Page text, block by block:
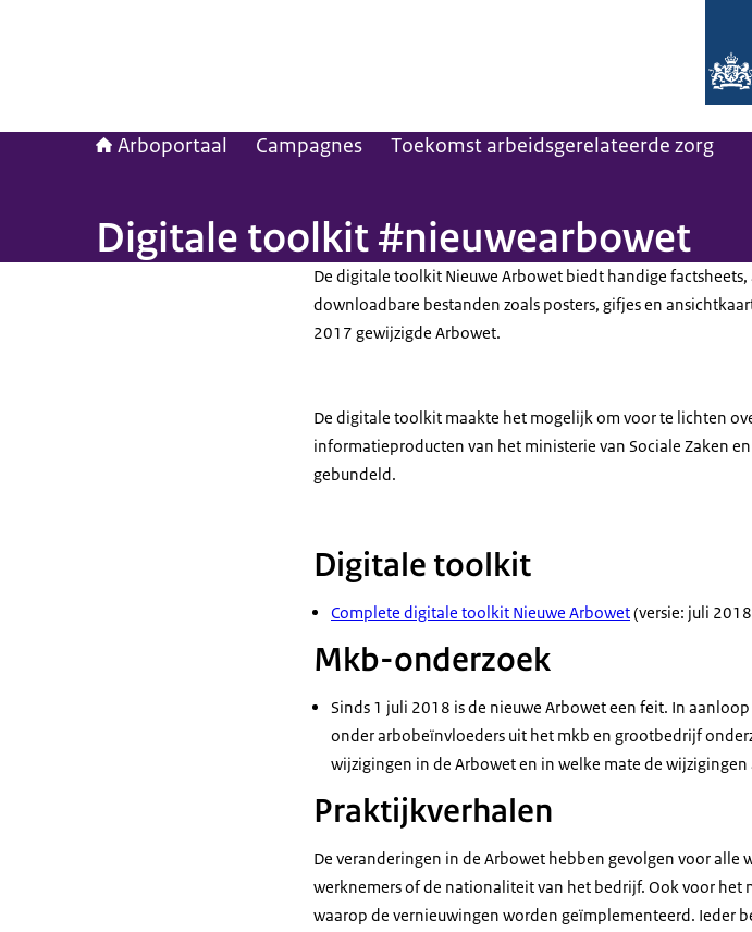
Arboportaal Campagnes Toekomst arbeidsgerelateerde zorg
Digitale toolkit #nieuwearbowet
De digitale toolkit Nieuwe Arbowet biedt handige factsheets,
downloadbare bestanden zoals posters, gifjes en
2017 gewijzigde Arbowet.
De digitale toolkit maakte het mogelijk om voor te lichten
informatieproducten van het ministerie van Sociale Zaken
gebundeld.
Digitale toolkit
Complete digitale toolkit Nieuwe Arbowet(versie: juli
Mkb-onderzoek
Sinds 1 juli 2018 is de nieuwe Arbowet een feit. In
onder arbobeïnvloeders uit het mkb en grootbedrijf
wijzigingen in de Arbowet en in welke mate de
Praktijkverhalen
De veranderingen in de Arbowet hebben gevolgen voor alle
werknemers of de nationaliteit van het bedrijf. Ook voor het
waarop de vernieuwingen worden geïmplementeerd. Ieder